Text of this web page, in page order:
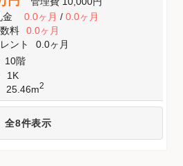
金 0.0ヶ月/ 0.0ヶ月
料
0.0ヶ月
ント
0.0ヶ月
10階
1K
25.46m2
全8件表示